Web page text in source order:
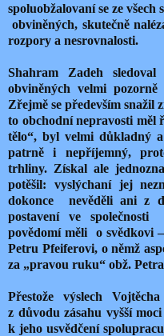
spoluobžalovaní se ze
obviněných, skutečně
rozpory a nesrovnalosti.
Shahram Zadeh
obviněných velmi
Zřejmě se především snažil
to obchodní nepravosti měl
tělo“, byl velmi důkladný
patrně i nepříjemný,
trhliny. Získal ale
potěšil: vyslýchaní jej
dokonce nevěděli ani z
postavení ve
povědomí měli o svědkovi
Petru Pfeiferovi, o němž
za „pravou ruku“ obž.
Přestože výslech
z důvodu zásahu vyšší
k jeho usvědčení